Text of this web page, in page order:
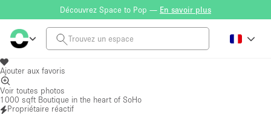
Découvrez Space to Pop — En savoir plus
Ajouter aux favoris
Voir toutes photos
1000 sqft Boutique in the heart of SoHo
Propriétaire réactif